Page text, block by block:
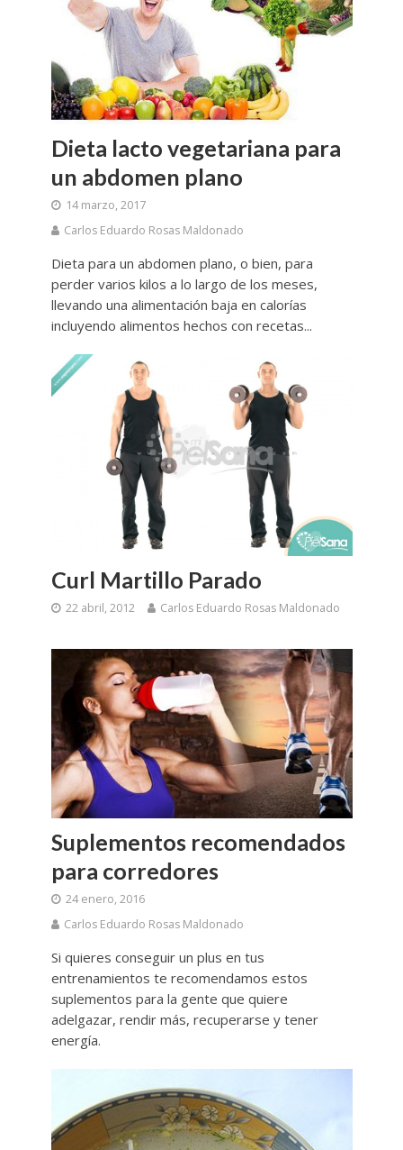
Dieta lacto vegetariana para
un abdomen plano
14 marzo, 2017
Carlos Eduardo Rosas Maldonado
Dieta para un abdomen plano, o bien, para
perder varios kilos a lo largo de los meses,
llevando una alimentación baja en calorías
incluyendo alimentos hechos con recetas...
Curl Martillo Parado
22 abril, 2012 Carlos Eduardo Rosas Maldonado
Suplementos recomendados
para corredores
24 enero, 2016
Carlos Eduardo Rosas Maldonado
Si quieres conseguir un plus en tus
entrenamientos te recomendamos estos
suplementos para la gente que quiere
adelgazar, rendir más, recuperarse y tener
energía.